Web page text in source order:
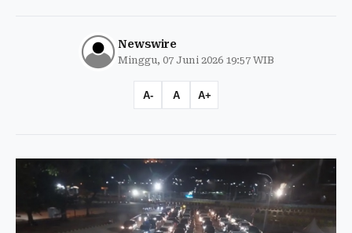
Newswire
Minggu, 07 Juni 2026 19:57 WIB
A- A A+